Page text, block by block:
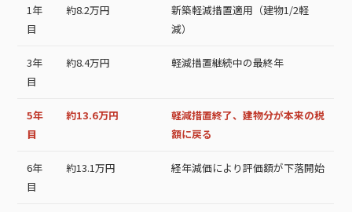
1年
目
約8.2万円
新築軽減措置適用（建物1/2軽
減）
3年
目
約8.4万円 軽減措置継続中の最終年
5年
目
約13.6万円
軽減措置終了、建物分が本来の税
額に戻る
6年
目
約13.1万円 経年減価により評価額が下落開始